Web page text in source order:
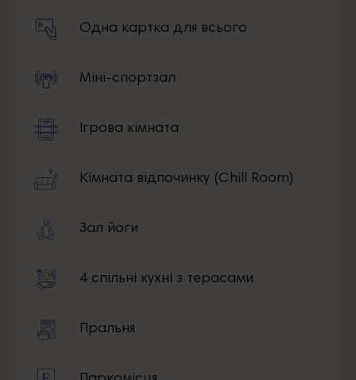
Одна картка для всього
Міні-спортзал
Ігрова кімната
Кімната відпочинку (Chill Room)
Зал йоги
4 спільні кухні з терасами
Пральня